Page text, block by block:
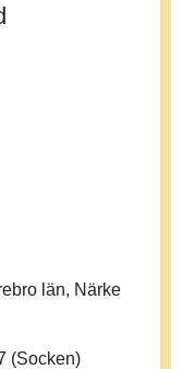
län, Närke
(Socken)